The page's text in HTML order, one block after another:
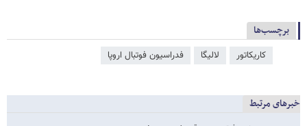
برچسب‌ها
کاریکاتور لالیگا فدراسیون فوتبال اروپا
خبرهای مرتبط